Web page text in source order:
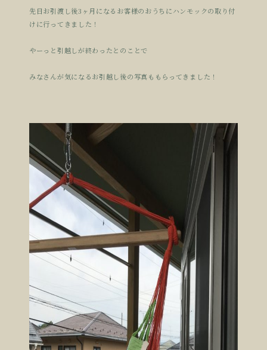
先日お引渡し後3ヶ月になるお客様のおうちにハンモックの取り付
けに行ってきました！
やーっと引越しが終わったとのことで
みなさんが気になるお引越し後の写真ももらってきました！